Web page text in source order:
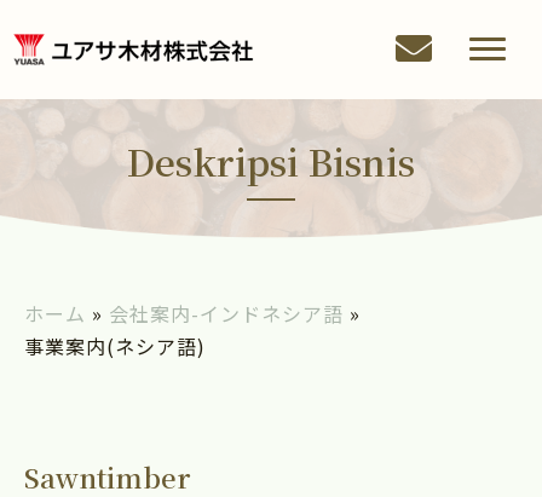
Deskripsi Bisnis
ホーム » 会社案内-インドネシア語 »
事業案内(ネシア語)
Sawntimber